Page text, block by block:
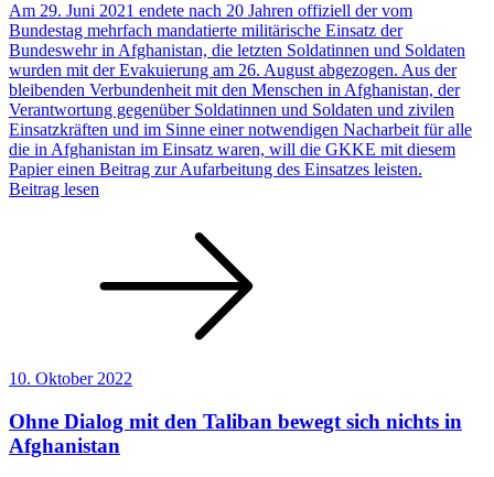
Am 29. Juni 2021 endete nach 20 Jahren offiziell der vom
Bundestag mehrfach mandatierte militärische Einsatz der
Bundeswehr in Afghanistan, die letzten Soldatinnen und Soldaten
wurden mit der Evakuierung am 26. August abgezogen. Aus der
bleibenden Verbundenheit mit den Menschen in Afghanistan, der
Verantwortung gegenüber Soldatinnen und Soldaten und zivilen
Einsatzkräften und im Sinne einer notwendigen Nacharbeit für alle
die in Afghanistan im Einsatz waren, will die GKKE mit diesem
Papier einen Beitrag zur Aufarbeitung des Einsatzes leisten.
Beitrag lesen
10. Oktober 2022
Ohne Dialog mit den Taliban bewegt sich nichts in
Afghanistan